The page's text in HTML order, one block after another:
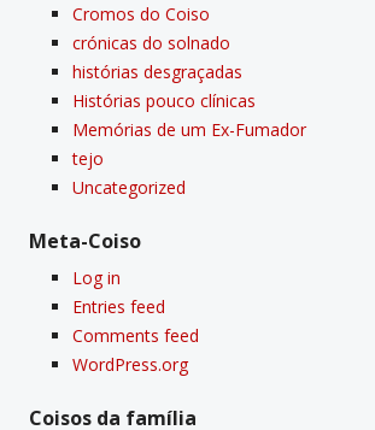
Cromos do Coiso
crónicas do solnado
histórias desgraçadas
Histórias pouco clí­nicas
Memórias de um Ex-Fumador
tejo
Uncategorized
Meta-Coiso
Log in
Entries feed
Comments feed
WordPress.org
Coisos da famí­lia